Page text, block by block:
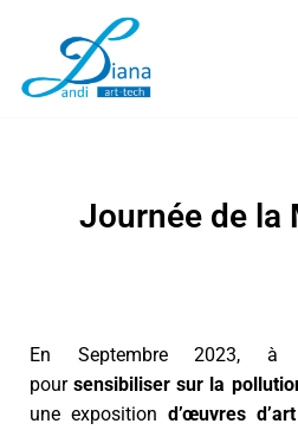
au
Journée de la
En Septembre 2023, à
poursensibiliser sur la
une exposition d’œuvres d’art